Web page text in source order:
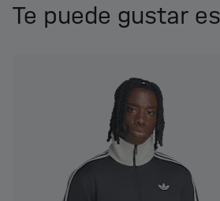
Te puede gustar